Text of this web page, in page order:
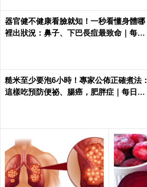
器官健不健康看臉就知！一秒看懂身體哪
裡出狀況：鼻子、下巴長痘最致命｜每日
糙米至少要泡6小時！專家公佈正確煮法：
這樣吃預防便祕、腸癌，肥胖症｜每日健